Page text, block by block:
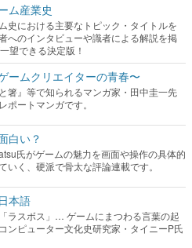
ム産業史
史における主要なトピック・タイトルを
へのインタビューや識者による解説を掲
望できる決定版！
ームクリエイターの青春〜
箸』等で知られるマンガ家・田中圭一先
ポートマンガです。
白い？
氏がゲームの魅力を画面や操作の具体的
いく、硬派で骨太な評論連載です。
本語
ラスボス」… ゲームにまつわる言葉の起
ンピューター文化史研究家・タイニーP氏